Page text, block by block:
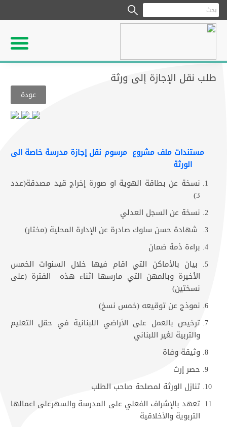
طلب نقل الإجازة إلى ورثة
عودة
مستندات ملف مشروع مرسوم نقل إجازة مدرسة خاصة الى
الورثة
نسخة عن بطاقة الهوية او صورة إخراج قيد مصدقة(عدد
نسخة عن السجل العدلي
شهادة حسن سلوك صادرة عن الإدارة المحلية (مختار)
براءة ذمة ضمان
بيان بالأماكن التي اقام فيها خلال السنوات الخمس
الأخيرة وبالمهن التي مارسها اثناء هذه الفترة (على
نسختين)
نموذج عن توقيعه (خمس نسخ​​)
ترخيص بالعمل على الأراضي اللبنانية في حقل التعليم
والتربية لغير اللبناني
وثيقة وفاة
حصر إرث
تنازل الورثة لمصلحة صاحب الطلب
تعهد بالإشراف الفعلي على المدرسة والسهرعلى اعمالها
التربوية والأخلاقية